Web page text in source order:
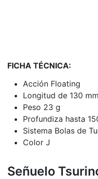
FICHA TÉCNICA:
Acción Floating
Longitud de 130 mm
Peso 23 g
Profundiza hasta
Sistema Bolas de
Color J
Señuelo